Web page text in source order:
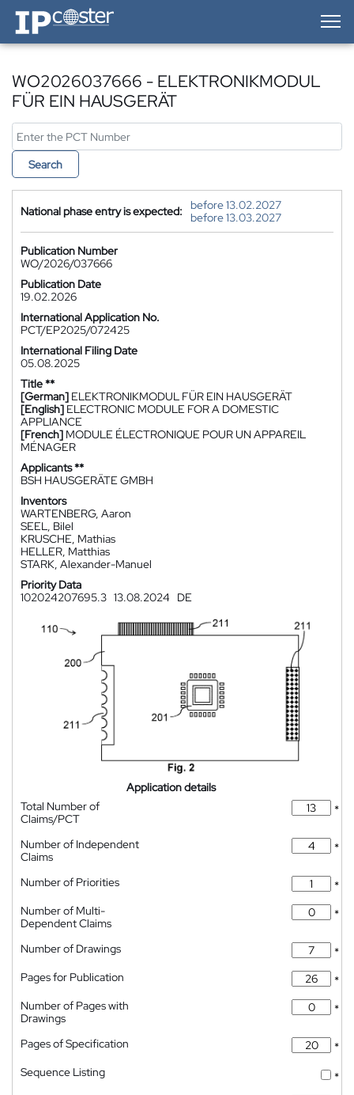
IP-Coster — Home
WO2026037666 - ELEKTRONIKMODUL
FÜR EIN HAUSGERÄT
Search
National phase entry is expected:
before 13.02.2027
before 13.03.2027
Publication Number
WO/2026/037666
Publication Date
19.02.2026
International Application No.
PCT/EP2025/072425
International Filing Date
05.08.2025
Title **
[German] ELEKTRONIKMODUL FÜR EIN HAUSGERÄT
[English] ELECTRONIC MODULE FOR A DOMESTIC
APPLIANCE
[French] MODULE ÉLECTRONIQUE POUR UN APPAREIL
MÉNAGER
Applicants **
BSH HAUSGERÄTE GMBH
Inventors
WARTENBERG, Aaron
SEEL, Bilel
KRUSCHE, Mathias
HELLER, Matthias
STARK, Alexander-Manuel
Priority Data
102024207695.3 13.08.2024 DE
Application details
Total Number of
Claims/PCT
*
Number of Independent
Claims
*
Number of Priorities
*
Number of Multi-
Dependent Claims
*
Number of Drawings
*
Pages for Publication
*
Number of Pages with
Drawings
*
Pages of Specification
*
Sequence Listing
*